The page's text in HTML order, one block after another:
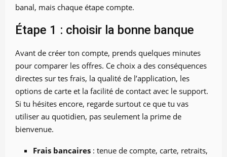
banal, mais chaque étape compte.
Étape 1 : choisir la bonne banque
Avant de créer ton compte, prends quelques minutes
pour comparer les offres. Ce choix a des conséquences
directes sur tes frais, la qualité de l’application, les
options de carte et la facilité de contact avec le support.
Si tu hésites encore, regarde surtout ce que tu vas
utiliser au quotidien, pas seulement la prime de
bienvenue.
Frais bancaires : tenue de compte, carte, retraits,